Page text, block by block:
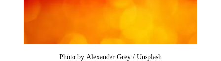
Photo by Alexander Grey / Unsplash